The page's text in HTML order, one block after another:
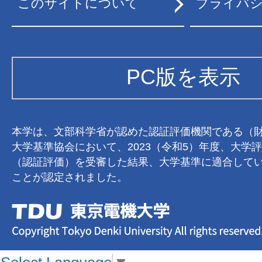
このサイトについて プライバ
PC版を表示
本学は、文部科学省が認めた認証評価機関である（
大学基準協会において、2023（令和5）年度、大学
（認証評価）を受審した結果、大学基準に適合して
ことが認定されました。